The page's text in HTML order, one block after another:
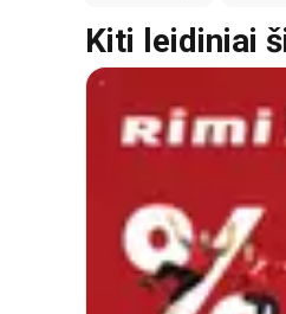
Kiti leidiniai